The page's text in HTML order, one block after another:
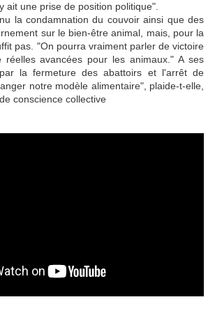
ait une prise de position politique".
la condamnation du couvoir ainsi que des
sur le bien-être animal, mais, pour la
pas. "On pourra vraiment parler de victoire
avancées pour les animaux." A ses
la fermeture des abattoirs et l'arrêt de
notre modèle alimentaire", plaide-t-elle,
conscience collective